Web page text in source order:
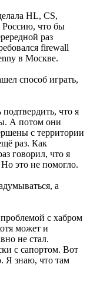
HL, CS,
Россию, что бы
раз
firewall
в Москве.
способ играть,
что я
А потом они
с территории
раз. Как
говорил, что я
это не помогло.
а
с хабром
может и
не стал.
с сапортом. Вот
Я знаю, что там